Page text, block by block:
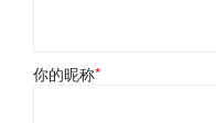
你的昵称*